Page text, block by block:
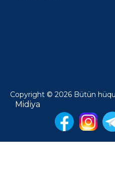
Copyright © 2026 Bütün
Midiya